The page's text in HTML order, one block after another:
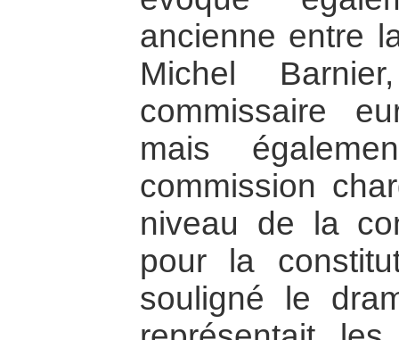
ancienne entre
Michel
commissaire
mais
commission
niveau de la
pour la
souligné le